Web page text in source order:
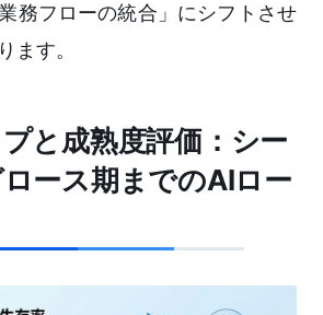
務フローの統合」にシフトさせ
ます。
と成熟度評価：シー
ロース期までのAIロー